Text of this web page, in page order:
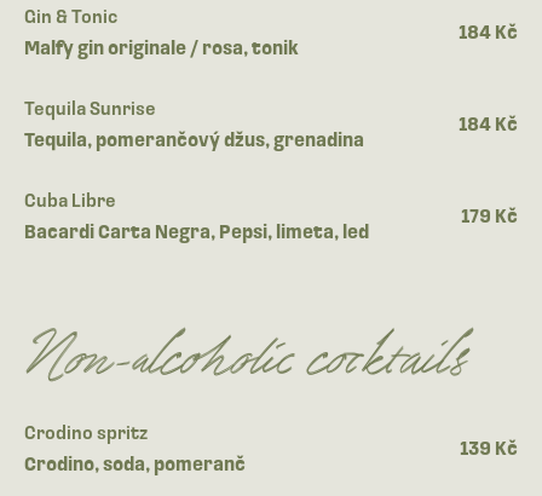
Gin & Tonic
Malfy gin originale / rosa, tonik
184 Kč
Tequila Sunrise
Tequila, pomerančový džus, grenadina
184 Kč
Cuba Libre
Bacardi Carta Negra, Pepsi, limeta, led
179 Kč
Non-alcoholic cocktails
Crodino spritz
Crodino, soda, pomeranč
139 Kč